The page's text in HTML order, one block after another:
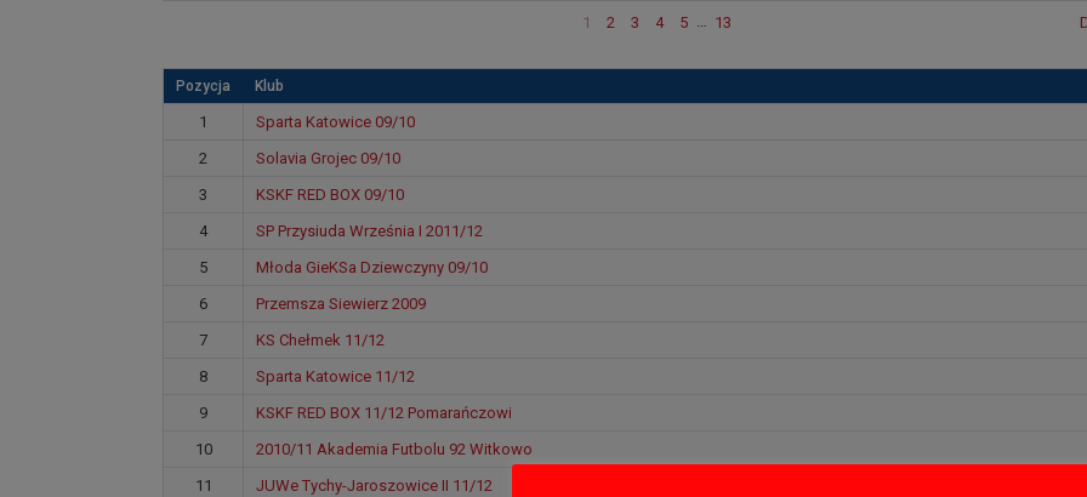
1 2 3 4 5 … 13
Pozycja Klub
1
Sparta Katowice 09/10
2
Solavia Grojec 09/10
3
KSKF RED BOX 09/10
4
SP Przysiuda Września I 2011/12
5
Młoda GieKSa Dziewczyny 09/10
6
Przemsza Siewierz 2009
7
KS Chełmek 11/12
8
Sparta Katowice 11/12
9
KSKF RED BOX 11/12 Pomarańczowi
10
2010/11 Akademia Futbolu 92 Witkowo
11
JUWe Tychy-Jaroszowice II 11/12